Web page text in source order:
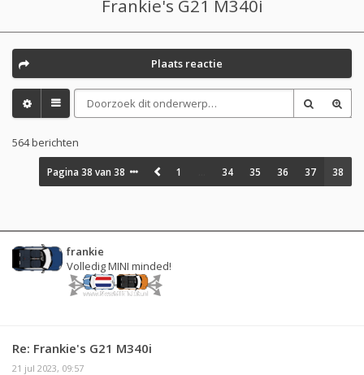
Frankie's G21 M340i
Plaats reactie
564 berichten
Pagina38 van38 1 34 35 36 37 38
frankie
Volledig MINI minded!
Re: Frankie's G21 M340i
21 jul 2023, 09:57